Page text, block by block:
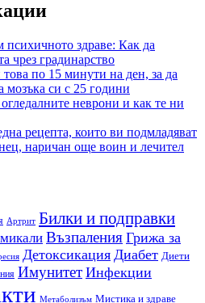
психичното здраве: Как да
чрез градинарство
по 15 минути на ден, за да
мозъка си с 25 години
неврони и как те ни
рецепта, които ви подмладяват
наричан още воин и лечител
Артрит Билки и подправки
Възпаления Грижа за
Детоксикация Диабет Диети
Имунитет Инфекции
Метаболизъм Мистика и здраве